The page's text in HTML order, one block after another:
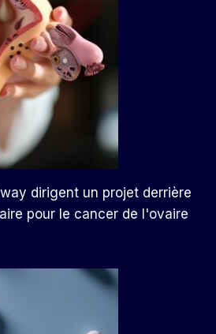
dirigent un projet derrière
pour le cancer de l'ovaire